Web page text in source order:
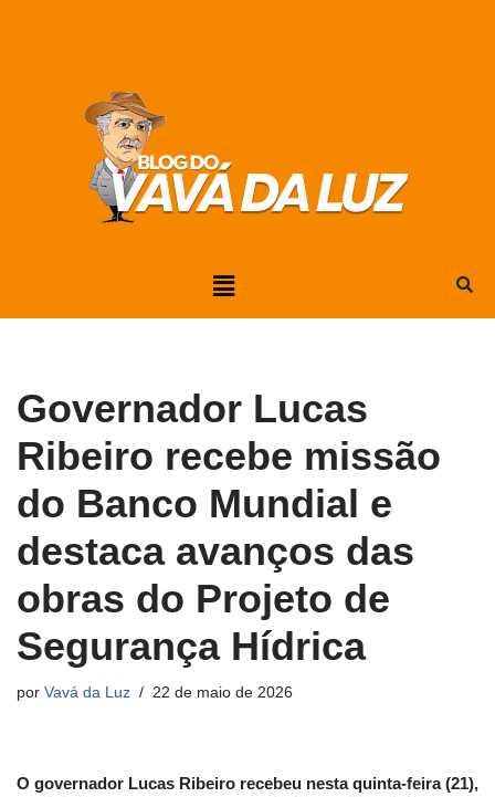
Governador Lucas
Ribeiro recebe missão
do Banco Mundial e
destaca avanços das
obras do Projeto de
Segurança Hídrica
por Vavá da Luz 22 de maio de 2026
O governador Lucas Ribeiro recebeu nesta quinta-feira (21),